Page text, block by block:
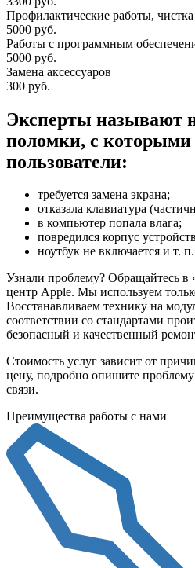
Профилактические работы, чистка
5000 руб.
Работы с программным
5000 руб.
Замена аксессуаров
300 руб.
Эксперты называют
поломки, с которыми
пользователи:
требуется замена экрана;
отказала клавиатура
в компьютер попала влага;
повредился корпус
ноутбук не включается и т. п.
Узнали проблему? Обращайтесь
центр Apple. Мы используем
Восстанавливаем технику на
соответствии со стандартами
безопасный и качественный
Стоимость услуг зависит от
цену, подробно опишите
связи.
Преимущества работы с нами